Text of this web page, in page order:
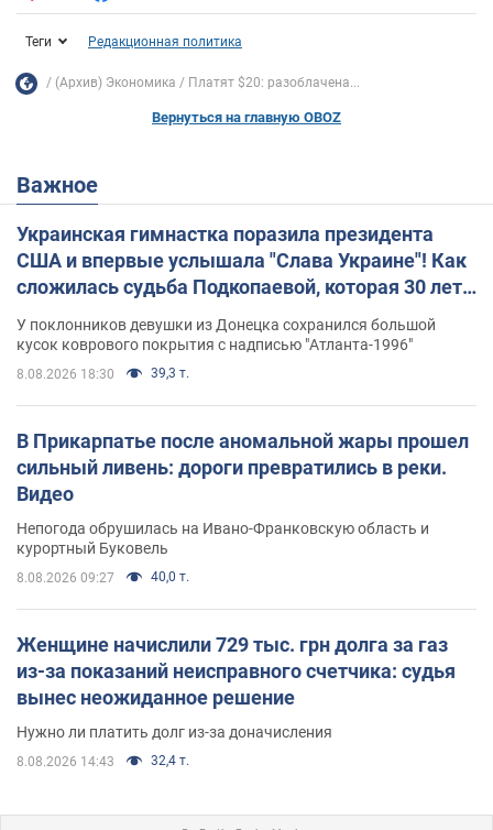
Теги Редакционная политика
(Архив) Экономика Платят $20: разоблачена...
Вернуться на главную OBOZ
Важное
Украинская гимнастка поразила президента
США и впервые услышала "Слава Украине"! Как
сложилась судьба Подкопаевой, которая 30 лет
У поклонников девушки из Донецка сохранился большой
кусок коврового покрытия с надписью "Атланта-1996"
8.08.2026 18:30 39,3 т.
В Прикарпатье после аномальной жары прошел
сильный ливень: дороги превратились в реки.
Видео
Непогода обрушилась на Ивано-Франковскую область и
курортный Буковель
8.08.2026 09:27 40,0 т.
Женщине начислили 729 тыс. грн долга за газ
из-за показаний неисправного счетчика: судья
вынес неожиданное решение
Нужно ли платить долг из-за доначисления
8.08.2026 14:43 32,4 т.